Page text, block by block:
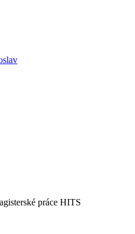
práce HITS